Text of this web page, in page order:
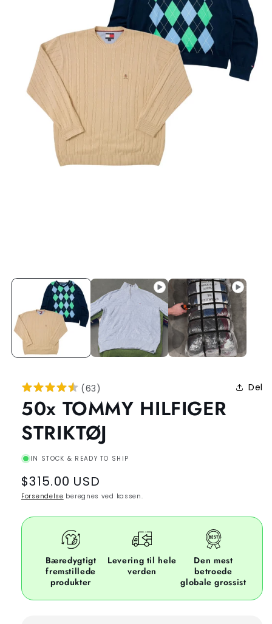
(63) Del
50x TOMMY HILFIGER
STRIKTØJ
IN STOCK & READY TO SHIP
Regular
price
$315.00 USD
Forsendelse beregnes ved kassen.
Bæredygtigt
fremstillede
produkter
Levering til hele
verden
Den mest
betroede
globale grossist